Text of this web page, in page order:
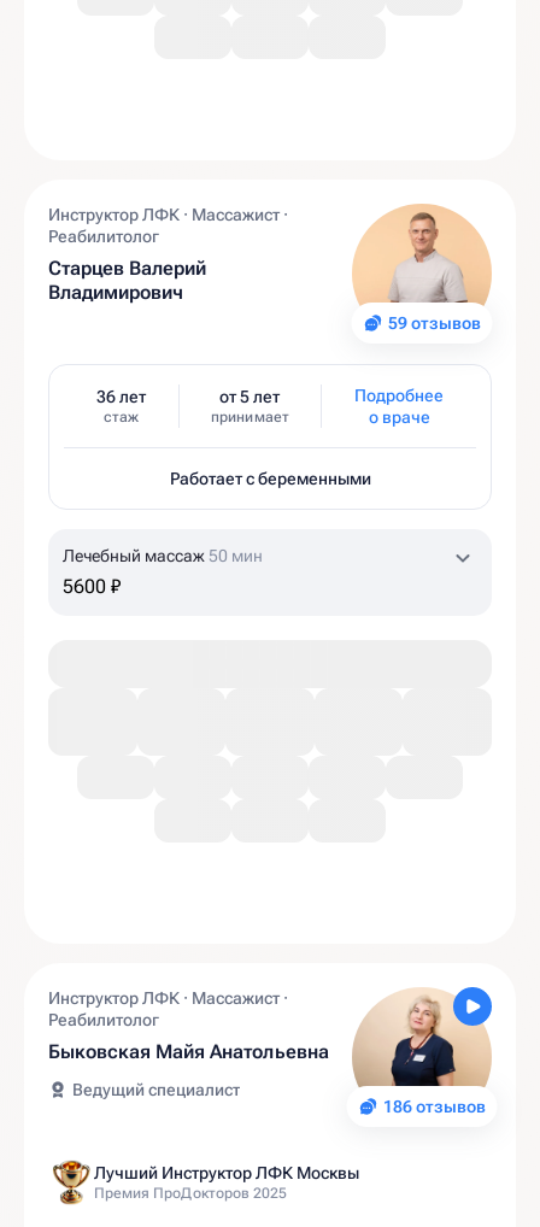
59 отзывов
Инструктор ЛФК · Массажист ·
Реабилитолог
Старцев Валерий
Владимирович
36 лет
стаж
от 5 лет
принимает
Подробнее
о враче
Работает с беременными
Лечебный массаж 50 мин
5600 ₽
186 отзывов
Инструктор ЛФК · Массажист ·
Реабилитолог
Быковская Майя Анатольевна
Ведущий специалист
Лучший Инструктор ЛФК Москвы
Премия ПроДокторов 2025